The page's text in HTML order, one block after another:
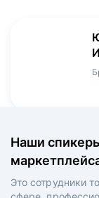
Наши
Это сотрудники